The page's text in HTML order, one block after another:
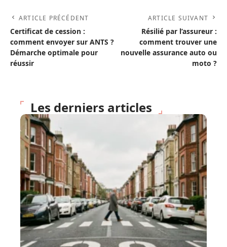
ARTICLE PRÉCÉDENT
Certificat de cession :
comment envoyer sur ANTS ?
Démarche optimale pour
réussir
ARTICLE SUIVANT
Résilié par l’assureur :
comment trouver une
nouvelle assurance auto ou
moto ?
Les derniers articles